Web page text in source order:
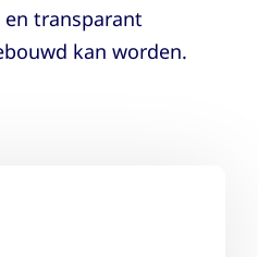
transparant
kan worden.